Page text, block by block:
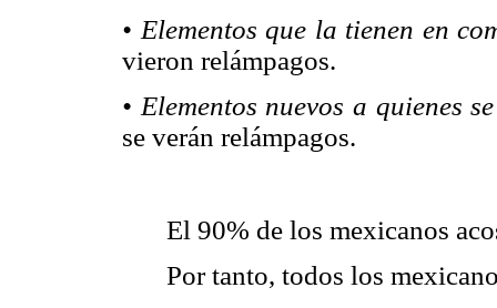
• Elementos que la tienen en
vieron relámpagos.
• Elementos nuevos a quienes
se verán relámpagos.
El 90% de los mexicanos
Por tanto, todos los